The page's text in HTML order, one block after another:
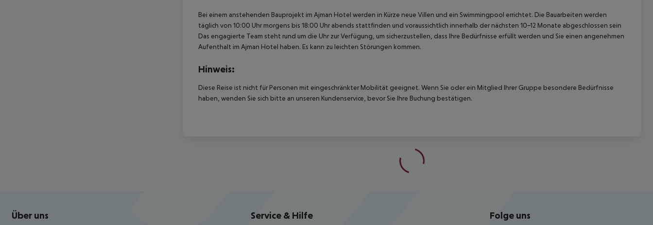
Bei einem anstehenden Bauprojekt im Ajman Hotel werden in Kürze neue Villen und ein Swimmingpool errichtet. Die Bauarbeiten werden
täglich von 10:00 Uhr morgens bis 18:00 Uhr abends stattfinden und voraussichtlich innerhalb der nächsten 10-12 Monate abgeschlossen sein
Das engagierte Team steht rund um die Uhr zur Verfügung, um sicherzustellen, dass Ihre Bedürfnisse erfüllt werden und Sie einen angenehmen
Aufenthalt im Ajman Hotel haben. Es kann zu leichten Störungen kommen.
Hinweis:
Diese Reise ist nicht für Personen mit eingeschränkter Mobilität geeignet. Wenn Sie oder ein Mitglied Ihrer Gruppe besondere Bedürfnisse
haben, wenden Sie sich bitte an unseren Kundenservice, bevor Sie Ihre Buchung bestätigen.
Footer navigation
Über uns Service & Hilfe Folge uns